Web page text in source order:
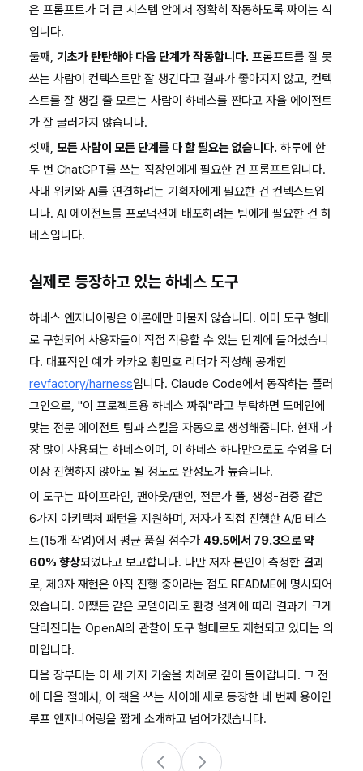
은 프롬프트가 더 큰 시스템 안에서 정확히 작동하도록 짜이는 식
입니다.
둘째, 기초가 탄탄해야 다음 단계가 작동합니다. 프롬프트를 잘 못
쓰는 사람이 컨텍스트만 잘 챙긴다고 결과가 좋아지지 않고, 컨텍
스트를 잘 챙길 줄 모르는 사람이 하네스를 짠다고 자율 에이전트
가 잘 굴러가지 않습니다.
셋째, 모든 사람이 모든 단계를 다 할 필요는 없습니다. 하루에 한
두 번 ChatGPT를 쓰는 직장인에게 필요한 건 프롬프트입니다.
사내 위키와 AI를 연결하려는 기획자에게 필요한 건 컨텍스트입
니다. AI 에이전트를 프로덕션에 배포하려는 팀에게 필요한 건 하
네스입니다.
실제로 등장하고 있는 하네스 도구
하네스 엔지니어링은 이론에만 머물지 않습니다. 이미 도구 형태
로 구현되어 사용자들이 직접 적용할 수 있는 단계에 들어섰습니
다. 대표적인 예가 카카오 황민호 리더가 작성해 공개한
revfactory/harness입니다. Claude Code에서 동작하는 플러
그인으로, "이 프로젝트용 하네스 짜줘"라고 부탁하면 도메인에
맞는 전문 에이전트 팀과 스킬을 자동으로 생성해줍니다. 현재 가
장 많이 사용되는 하네스이며, 이 하네스 하나만으로도 수업을 더
이상 진행하지 않아도 될 정도로 완성도가 높습니다.
이 도구는 파이프라인, 팬아웃/팬인, 전문가 풀, 생성-검증 같은
6가지 아키텍처 패턴을 지원하며, 저자가 직접 진행한 A/B 테스
트(15개 작업)에서 평균 품질 점수가 49.5에서 79.3으로 약
60% 향상되었다고 보고합니다. 다만 저자 본인이 측정한 결과
로, 제3자 재현은 아직 진행 중이라는 점도 README에 명시되어
있습니다. 어쨌든 같은 모델이라도 환경 설계에 따라 결과가 크게
달라진다는 OpenAI의 관찰이 도구 형태로도 재현되고 있다는 의
미입니다.
다음 장부터는 이 세 가지 기술을 차례로 깊이 들어갑니다. 그 전
에 다음 절에서, 이 책을 쓰는 사이에 새로 등장한 네 번째 용어인
루프 엔지니어링을 짧게 소개하고 넘어가겠습니다.
1.3 1.5